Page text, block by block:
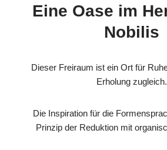
Eine Oase im
Nobilis
Dieser Freiraum ist ein Ort für
Erholung zugleich.
Die Inspiration für die
Prinzip der Reduktion mit